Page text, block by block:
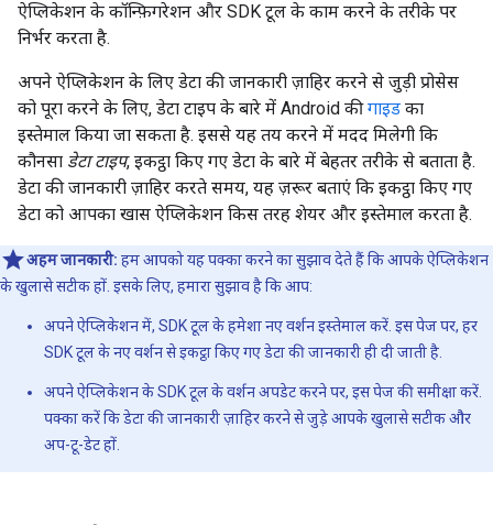
ऐप्लिकेशन के कॉन्फ़िगरेशन और SDK टूल के काम करने के तरीके पर
निर्भर करता है.
अपने ऐप्लिकेशन के लिए डेटा की जानकारी ज़ाहिर करने से जुड़ी प्रोसेस
को पूरा करने के लिए, डेटा टाइप के बारे में Android कीगाइड का
इस्तेमाल किया जा सकता है. इससे यह तय करने में मदद मिलेगी कि
कौनसा डेटा टाइप, इकट्ठा किए गए डेटा के बारे में बेहतर तरीके से बताता है.
डेटा की जानकारी ज़ाहिर करते समय, यह ज़रूर बताएं कि इकट्ठा किए गए
डेटा को आपका खास ऐप्लिकेशन किस तरह शेयर और इस्तेमाल करता है.
अहम जानकारी: हम आपको यह पक्का करने का सुझाव देते हैं कि आपके ऐप्लिकेशन
के खुलासे सटीक हों. इसके लिए, हमारा सुझाव है कि आप:
अपने ऐप्लिकेशन में, SDK टूल के हमेशा नए वर्शन इस्तेमाल करें. इस पेज पर, हर
SDK टूल के नए वर्शन से इकट्ठा किए गए डेटा की जानकारी ही दी जाती है.
अपने ऐप्लिकेशन के SDK टूल के वर्शन अपडेट करने पर, इस पेज की समीक्षा करें.
पक्का करें कि डेटा की जानकारी ज़ाहिर करने से जुड़े आपके खुलासे सटीक और
अप-टू-डेट हों.